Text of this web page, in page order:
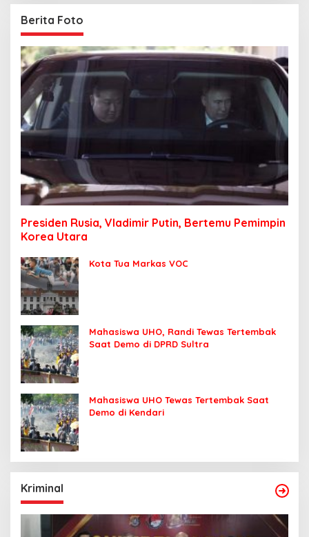
Berita Foto
Presiden Rusia, Vladimir Putin, Bertemu Pemimpin
Korea Utara
Kota Tua Markas VOC
Mahasiswa UHO, Randi Tewas Tertembak
Saat Demo di DPRD Sultra
Mahasiswa UHO Tewas Tertembak Saat
Demo di Kendari
Kriminal